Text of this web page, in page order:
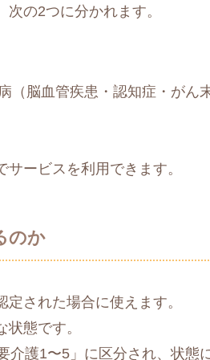
の2つに分かれます。
（脳血管疾患・認知症・がん
ービスを利用できます。
のか
された場合に使えます。
態です。
護1〜5」に区分され、状態